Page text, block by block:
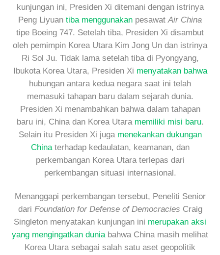
kunjungan ini, Presiden Xi ditemani dengan istrinya
Peng Liyuan tiba menggunakan pesawatAir China
tipe Boeing 747. Setelah tiba, Presiden Xi disambut
oleh pemimpin Korea Utara Kim Jong Un dan istrinya
Ri Sol Ju. Tidak lama setelah tiba di Pyongyang,
Ibukota Korea Utara, Presiden Xi menyatakan bahwa
hubungan antara kedua negara saat ini telah
memasuki tahapan baru dalam sejarah dunia.
Presiden Xi menambahkan bahwa dalam tahapan
baru ini, China dan Korea Utara memiliki misi baru.
Selain itu Presiden Xi juga menekankan dukungan
Chinaterhadap kedaulatan, keamanan, dan
perkembangan Korea Utara terlepas dari
perkembangan situasi internasional.
Menanggapi perkembangan tersebut, Peneliti Senior
dari Foundation for Defense of Democracies Craig
Singleton menyatakan kunjungan ini merupakan aksi
yang mengingatkan duniabahwa China masih melihat
Korea Utara sebagai salah satu aset geopolitik